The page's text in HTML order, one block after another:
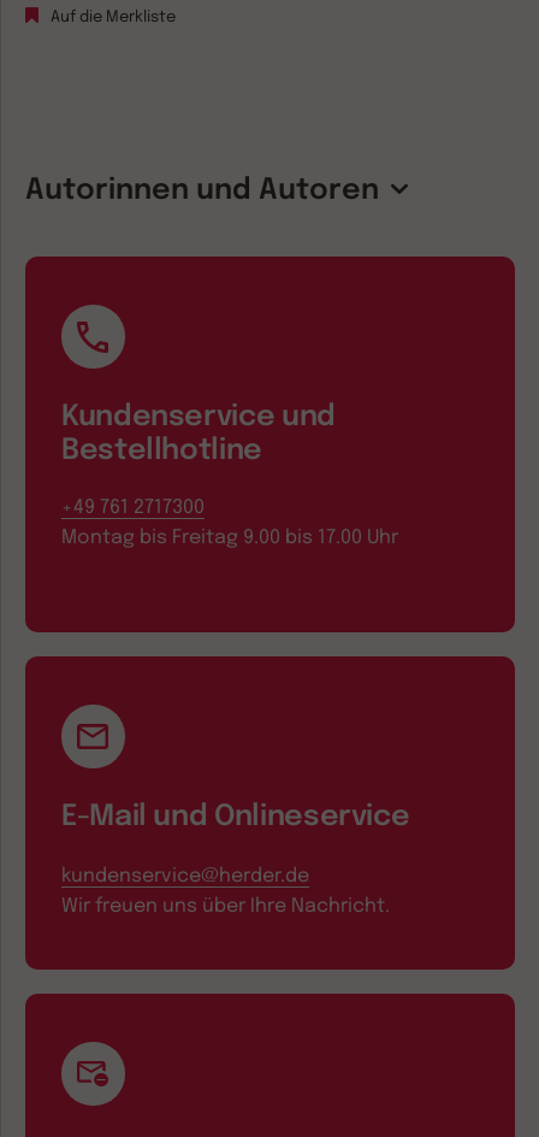
Auf die Merkliste
Autorinnen und Autoren
Kundenservice und
Bestellhotline
+49 761 2717300
Montag bis Freitag 9.00 bis 17.00 Uhr
E-Mail und Onlineservice
kundenservice@herder.de
Wir freuen uns über Ihre Nachricht.